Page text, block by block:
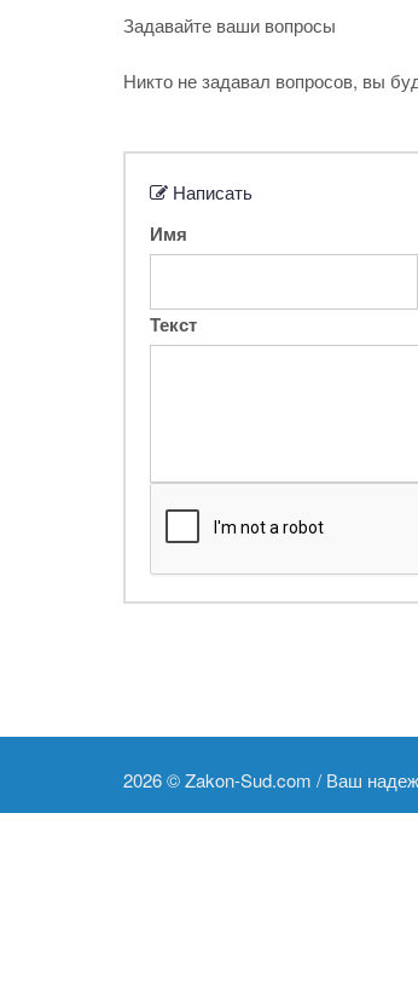
Задавайте ваши вопросы
Никто не задавал вопросов, вы
Написать
Имя
Текст
2026 ©Zakon-Sud.com / Ваш